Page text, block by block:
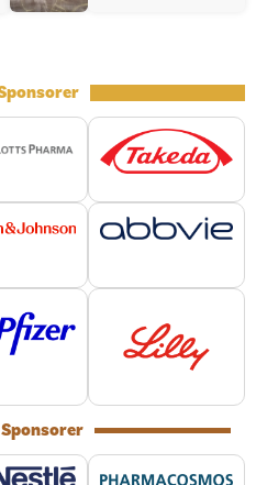
Sponsorer